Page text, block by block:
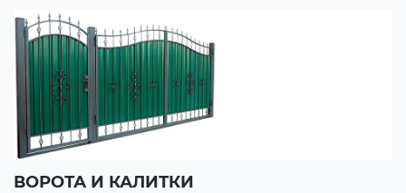
ПОЛУЧИТЬ СКИДКУ НА ОБЩИЙ ОБЪЕМ